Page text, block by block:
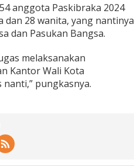
anggota Paskibraka 2024
28 wanita, yang nantinya
dan Pasukan Bangsa.
melaksanakan
Kantor Wali Kota
pungkasnya.